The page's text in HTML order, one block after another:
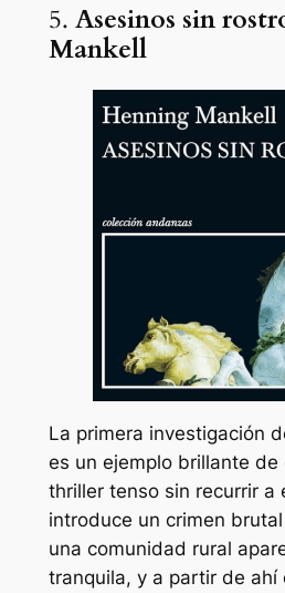
5. Asesinos sin
Mankell
La primera investigación
es un ejemplo brillante de
thriller tenso sin recurrir a
introduce un crimen
una comunidad rural
tranquila, y a partir de ahí